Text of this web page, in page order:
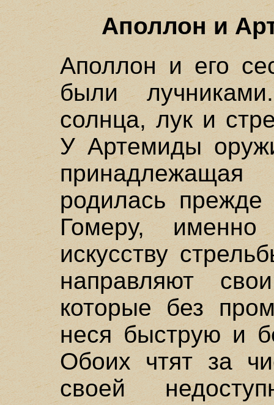
Аполлон и
Аполлон и его
были
солнца, лук и
У Артемиды
родилась
Гомеру,
искусству
направляют
которые без
неся быструю и
Обоих чтят за
своей